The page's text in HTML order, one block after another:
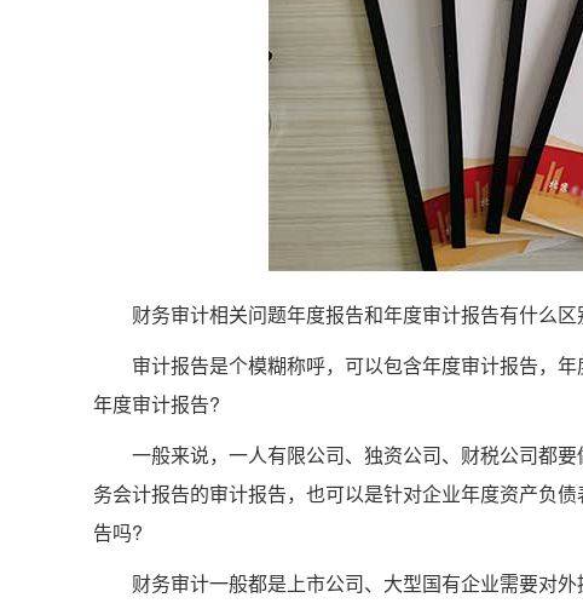
财务审计相关问题年度报告和年度审计报告有什么区
审计报告是个模糊称呼，可以包含年度审计报告，年
年度审计报告?
一般来说，一人有限公司、独资公司、财税公司都要
务会计报告的审计报告，也可以是针对企业年度资产负
告吗?
财务审计一般都是上市公司、大型国有企业需要对外